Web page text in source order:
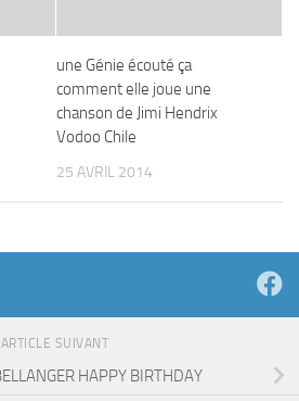
une Génie écouté ça
comment elle joue une
chanson de Jimi Hendrix
Vodoo Chile
25 AVRIL 2014
ARTICLE SUIVANT
HAPPY BIRTHDAY